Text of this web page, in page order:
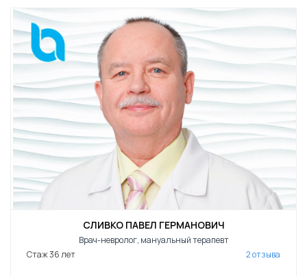
СЛИВКО ПАВЕЛ ГЕРМАНОВИЧ
Врач-невролог, мануальный терапевт
Стаж 36 лет
2 отзыва